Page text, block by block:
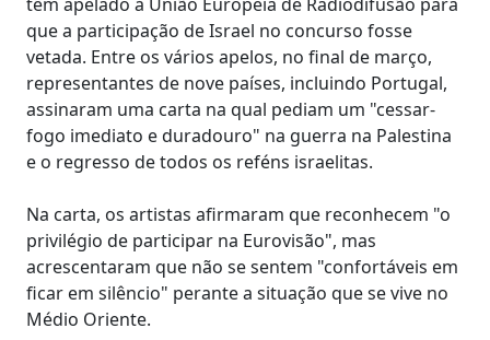
que a participação de Israel no concurso fosse
vetada. Entre os vários apelos, no final de março,
representantes de nove países, incluindo Portugal,
assinaram uma carta na qual pediam um "cessar-
fogo imediato e duradouro" na guerra na Palestina
e o regresso de todos os reféns israelitas.
Na carta, os artistas afirmaram que reconhecem "o
privilégio de participar na Eurovisão", mas
acrescentaram que não se sentem "confortáveis em
ficar em silêncio" perante a situação que se vive no
Médio Oriente.